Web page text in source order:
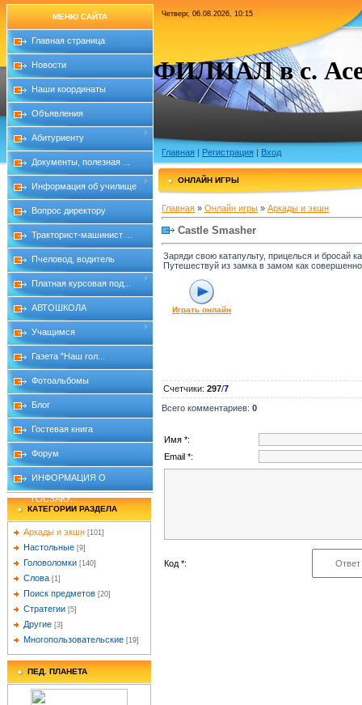
МЕНЮ САЙТА
Главная страница
Новости
Наши координаты
Объявления
Абитуриенту
Документы, полезная ...
Информация об училище
Вопрос директору
Тракторист-машинист ...
Пчеловод, водитель
Платная курсовая под...
АВТОШКОЛА
Учащимся
Газета "Наш гол...
Фотоальбомы
Блог
Гостевая книга
Форум
ИНФОРМАЦИЯ О
ГОСЗАКУ...
КАТЕГОРИИ РАЗДЕЛА
Аркады и экшн [101]
Настольные [9]
Головоломки [140]
Слова [1]
Поиск предметов [20]
Стратегии [5]
Другие [3]
Многопользовательские [19]
ПЕД. ПЛАНЕТА
Четверг, 06.08.2026, 10:15
ФИЛИАЛ в с.
Главная | Регистрация | Вход
ОНЛАЙН ИГРЫ
Главная » Онлайн игры » Аркады и экшн
Castle Smasher
Заряди свою катапульту, прицелься и бросай
Путешествуй из замка в замом как
Играть онлайн
Счетчики: 297/7
Всего комментариев: 0
Имя *:
Email *:
Код *: